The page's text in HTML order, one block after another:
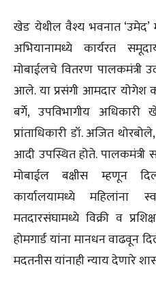
खेड येथील वैश्य भवनात ‘उमेद’
अभियानामध्ये कार्यरत
मोबाईलचे वितरण पालकमंत्री
आले. या प्रसंगी आमदार योगेश
बर्गे, उपविभागीय
प्रांताधिकारी डॉ. अजित
आदी उपस्थित होते.
मोबाईल बक्षीस म्हणून
कार्यालयामध्ये
मतदारसंघामध्ये विक्री व
होमगार्ड यांना मानधन
मदतनीस यांनाही न्याय देणारे